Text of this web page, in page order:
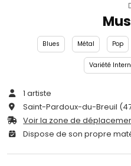
Blues Métal Pop
Variété
1 artiste
Saint-Pardoux-du-Breuil
Voir la zone de
Dispose de son propre